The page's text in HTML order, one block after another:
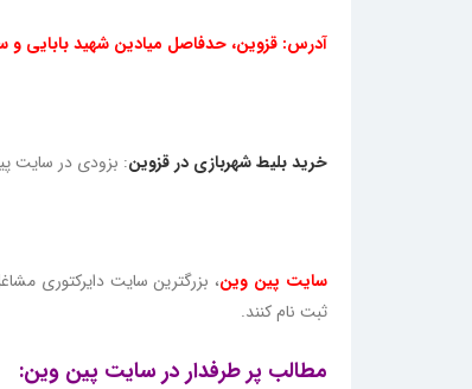
آدرس: قزوین، حدفاصل میادین شهید بابایی و
خرید بلیط شهربازی در قزوین: بزودی در سایت
سایت پین وین، بزرگترین سایت دایرکتوری
ثبت نام کنند.
مطالب پر طرفدار در سایت پین وین: